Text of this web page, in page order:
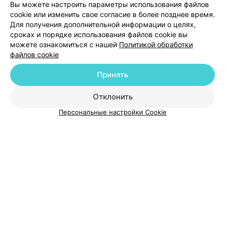
Добавить компанию
Добавить специалиста
Новости проекта
Размещение рекламы
Медицинский маркетинг
Публичный договор
Вы можете настроить параметры использования файлов
cookie или изменить свое согласие в более позднее время.
Для получения дополнительной информации о целях,
сроках и порядке использования файлов cookie вы
можете ознакомиться с нашей Политикой обработки
файлов cookie
Отклонить
Принять
Персональные настройки Cookie